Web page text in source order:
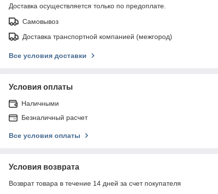
Доставка осуществляется только по предоплате.
Самовывоз
Доставка транспортной компанией (межгород)
Все условия доставки
Условия оплаты
Наличными
Безналичный расчет
Все условия оплаты
Условия возврата
Возврат товара в течение 14 дней за счет покупателя